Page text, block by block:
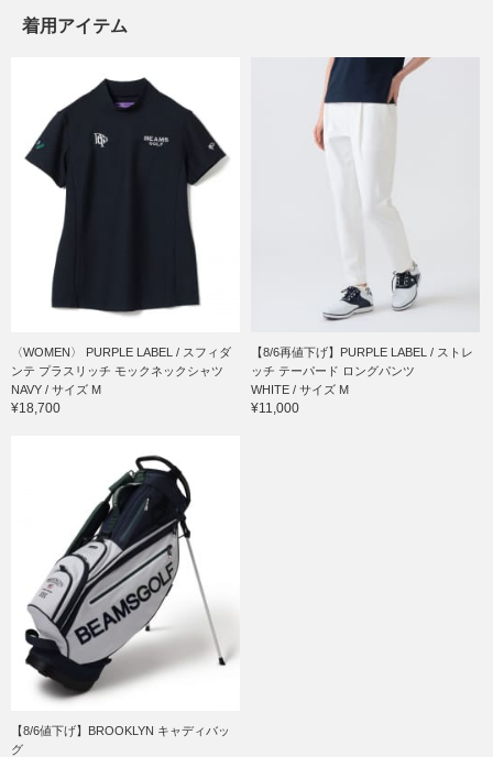
着用アイテム
〈WOMEN〉 PURPLE LABEL / スフィダ
ンテ プラスリッチ モックネックシャツ
NAVY / サイズ M
¥18,700
【8/6再値下げ】PURPLE LABEL / ストレ
ッチ テーパード ロングパンツ
WHITE / サイズ M
¥11,000
【8/6値下げ】BROOKLYN キャディバッ
グ